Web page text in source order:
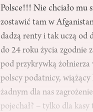
Polsce!!! Nie chciało mu
zostawić tam w
dadzą renty i tak uczą od
do 24 roku życia zgodnie
pod przykrywką
polscy podatnicy,
żadnym dla nas
pojechał? – tylko dla